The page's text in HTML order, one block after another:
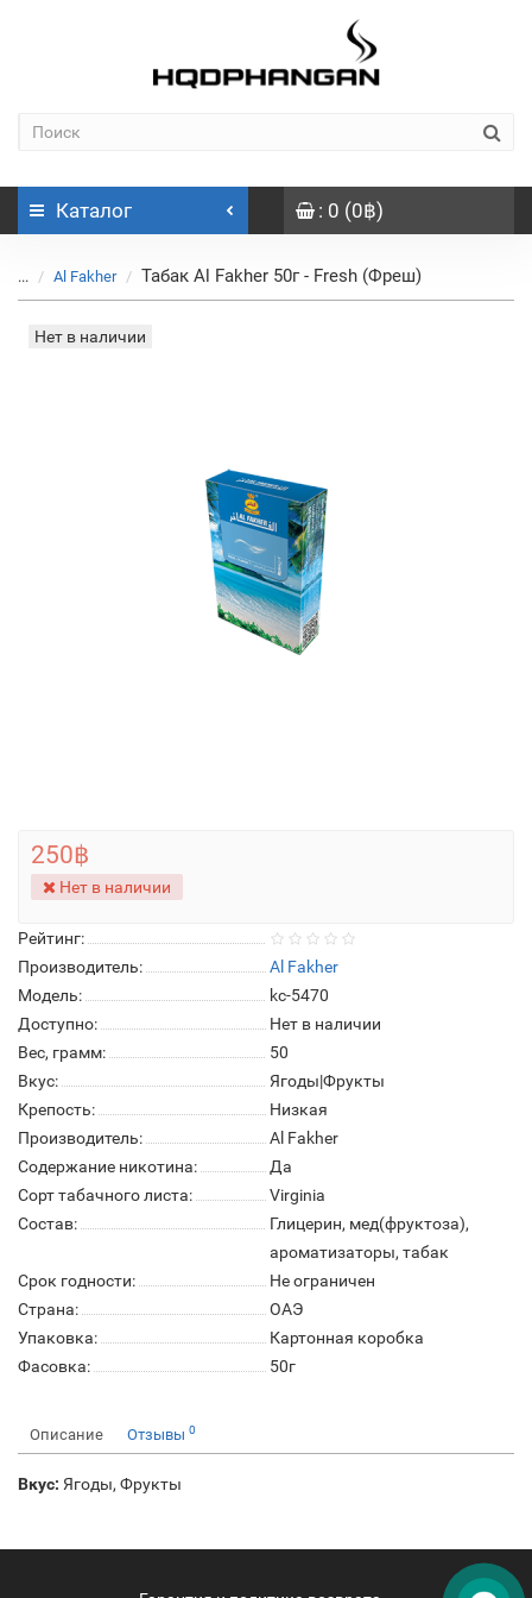
Каталог : 0 (0฿)
... Al Fakher Табак Al Fakher 50г - Fresh (Фреш)
Нет в наличии
Рейтинг:
Производитель:
Al Fakher
Модель:
kc-5470
Доступно:
Нет в наличии
Вес, грамм:
50
Вкус:
Ягоды|Фрукты
Крепость:
Низкая
Производитель:
Al Fakher
Содержание никотина:
Да
Сорт табачного листа:
Virginia
Состав:
Глицерин, мед(фруктоза),
ароматизаторы, табак
Срок годности:
Не ограничен
Страна:
ОАЭ
Упаковка:
Картонная коробка
Фасовка:
50г
250฿
Нет в наличии
Описание Отзывы 0
Вкус: Ягоды, Фрукты